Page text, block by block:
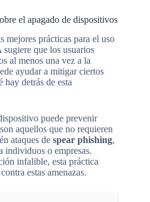
el apagado de dispositivos
mejores prácticas para el uso
que los usuarios
al menos una vez a la
ayudar a mitigar ciertos
hay detrás de esta
puede prevenir
aquellos que no requieren
ataques de spear phishing,
individuos o empresas.
infalible, esta práctica
estas amenazas.